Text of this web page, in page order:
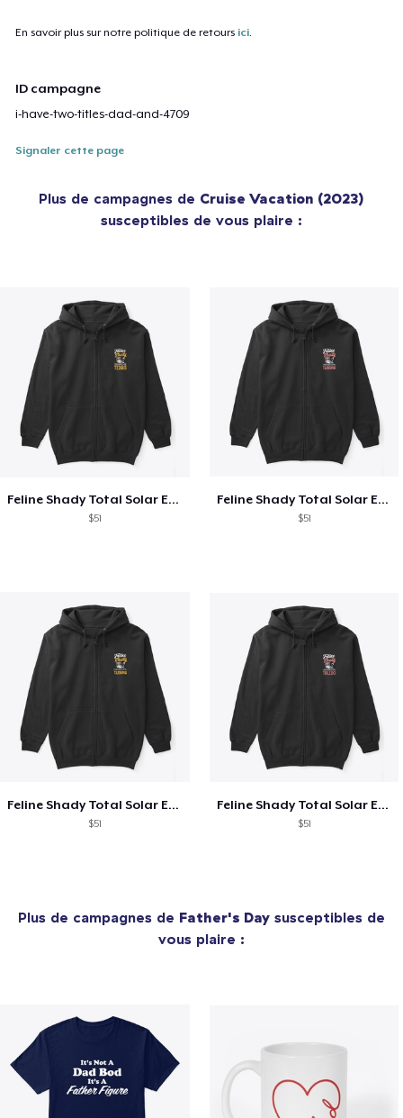
En savoir plus sur notre politique de retours ici.
ID campagne
i-have-two-titles-dad-and-4709
Signaler cette page
Plus de campagnes de Cruise Vacation (2023)
susceptibles de vous plaire :
Feline Shady Total Solar Eclipse Texas
$51
Feline Shady Total Solar Eclipse Tijuana
$51
Feline Shady Total Solar Eclipse Tijuana
$51
Feline Shady Total Solar Eclipse Toledo
$51
Plus de campagnes de Father's Day susceptibles de
vous plaire :